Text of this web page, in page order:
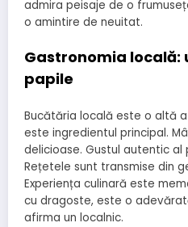
admira peisaje de o
o amintire de neuitat.
Gastronomia locală:
papile
Bucătăria locală este o altă
este ingredientul principal.
delicioase. Gustul autentic
Rețetele sunt transmise din
Experiența culinară este
cu dragoste, este o
afirma un localnic.